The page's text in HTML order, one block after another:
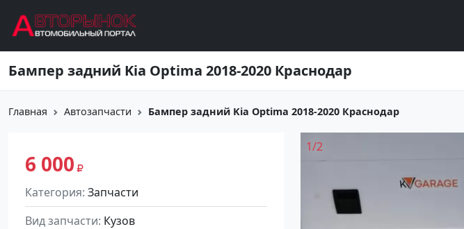
Бампер задний Kia Optima 2018-2020 Краснодар
Главная Автозапчасти Бампер задний Kia Optima 2018-2020 Краснодар
6 000
Категория Запчасти
Вид запчасти Кузов
1/2